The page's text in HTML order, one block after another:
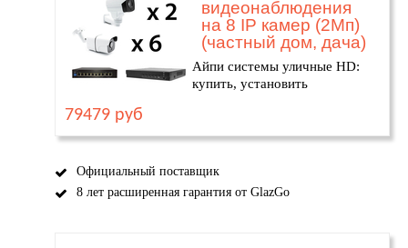
видеонаблюдения
на 8 IP камер (2Мп)
(частный дом, дача)
Айпи системы уличные HD:
купить, установить
79479 руб
Официальный поставщик
8 лет расширенная гарантия от GlazGo